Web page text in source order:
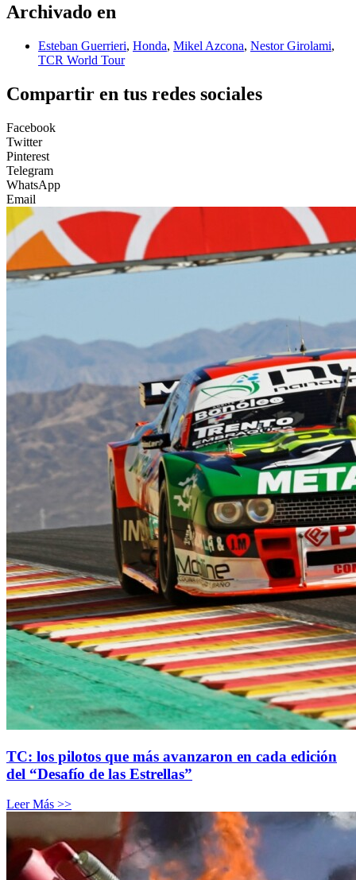
Archivado en
Esteban Guerrieri, Honda, Mikel Azcona, Nestor Girolami,
TCR World Tour
Compartir en tus redes sociales
Facebook
Twitter
Pinterest
Telegram
WhatsApp
Email
TC: los pilotos que más avanzaron en cada edición
del “Desafío de las Estrellas”
Leer Más >>